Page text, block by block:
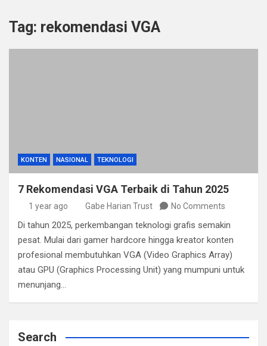
Tag: rekomendasi VGA
KONTEN NASIONAL TEKNOLOGI
7 Rekomendasi VGA Terbaik di Tahun 2025
1 year ago Gabe Harian Trust No Comments
Di tahun 2025, perkembangan teknologi grafis semakin
pesat. Mulai dari gamer hardcore hingga kreator konten
profesional membutuhkan VGA (Video Graphics Array)
atau GPU (Graphics Processing Unit) yang mumpuni untuk
menunjang…
Search